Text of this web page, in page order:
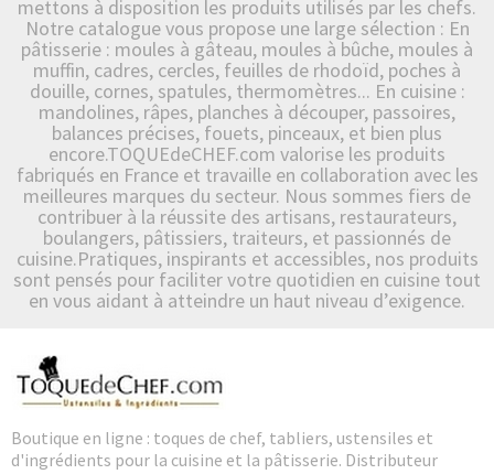
mettons à disposition les produits utilisés par les chefs.
Notre catalogue vous propose une large sélection : En
pâtisserie : moules à gâteau, moules à bûche, moules à
muffin, cadres, cercles, feuilles de rhodoïd, poches à
douille, cornes, spatules, thermomètres... En cuisine :
mandolines, râpes, planches à découper, passoires,
balances précises, fouets, pinceaux, et bien plus
encore.TOQUEdeCHEF.com valorise les produits
fabriqués en France et travaille en collaboration avec les
meilleures marques du secteur. Nous sommes fiers de
contribuer à la réussite des artisans, restaurateurs,
boulangers, pâtissiers, traiteurs, et passionnés de
cuisine.Pratiques, inspirants et accessibles, nos produits
sont pensés pour faciliter votre quotidien en cuisine tout
en vous aidant à atteindre un haut niveau d’exigence.
Boutique en ligne : toques de chef, tabliers, ustensiles et
d'ingrédients pour la cuisine et la pâtisserie. Distributeur